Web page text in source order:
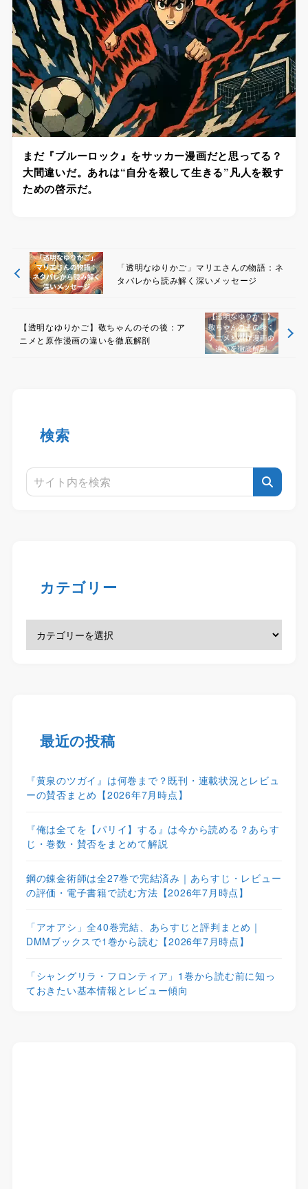
まだ『ブルーロック』をサッカー漫画だと思ってる？
大間違いだ。あれは“自分を殺して生きる”凡人を殺す
ための啓示だ。
「透明なゆりかご」マリエさんの物語：ネ
タバレから読み解く深いメッセージ
【透明なゆりかご】敬ちゃんのその後：ア
ニメと原作漫画の違いを徹底解剖
検索
カテゴリー
最近の投稿
『黄泉のツガイ』は何巻まで？既刊・連載状況とレビュ
ーの賛否まとめ【2026年7月時点】
『俺は全てを【パリイ】する』は今から読める？あらす
じ・巻数・賛否をまとめて解説
鋼の錬金術師は全27巻で完結済み｜あらすじ・レビュー
の評価・電子書籍で読む方法【2026年7月時点】
「アオアシ」全40巻完結、あらすじと評判まとめ｜
DMMブックスで1巻から読む【2026年7月時点】
「シャングリラ・フロンティア」1巻から読む前に知っ
ておきたい基本情報とレビュー傾向